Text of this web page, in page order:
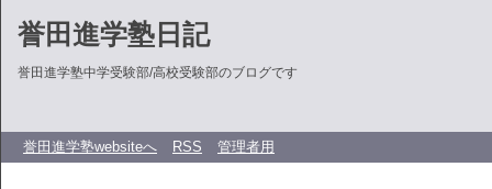
誉田進学塾日記
誉田進学塾中学受験部/高校受験部のブログです
誉田進学塾websiteへ RSS 管理者用